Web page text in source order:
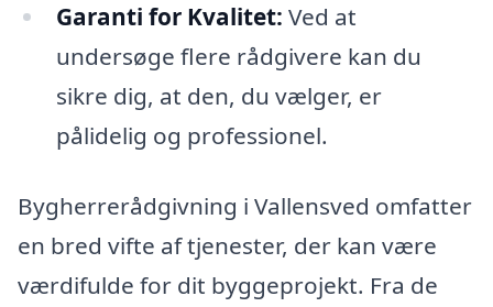
Garanti for Kvalitet: Ved at
undersøge flere rådgivere kan du
sikre dig, at den, du vælger, er
pålidelig og professionel.
Bygherrerådgivning i Vallensved omfatter
en bred vifte af tjenester, der kan være
værdifulde for dit byggeprojekt. Fra de